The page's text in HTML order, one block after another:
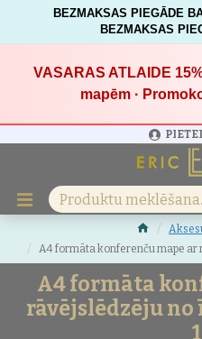
BEZMAKSAS PIEGĀDE
BEZMAKSAS
VASARAS ATLAIDE
mapēm ·
A4 formāta konferenču mape ar
A4 formāta
rāvējslēdzēju no